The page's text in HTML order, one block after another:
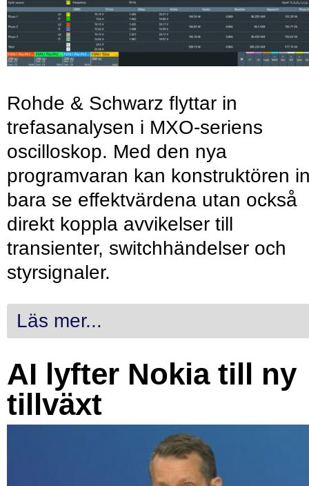
Rohde & Schwarz flyttar in
trefasanalysen i MXO-seriens
oscilloskop. Med den nya
programvaran kan konstruktören
bara se effektvärdena utan också
direkt koppla avvikelser till
transienter, switchhändelser och
styrsignaler.
Läs mer...
AI lyfter Nokia till ny
tillväxt